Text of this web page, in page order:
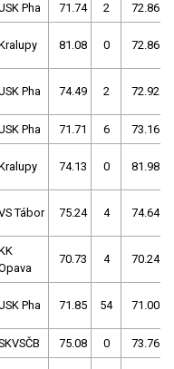
Pha 71.74 2 72.86
81.08 0 72.86
Pha 74.49 2 72.92
Pha 71.71 6 73.16
74.13 0 81.98
Tábor 75.24 4 74.64
70.73 4 70.24
Pha 71.85 54 71.00
75.08 0 73.76